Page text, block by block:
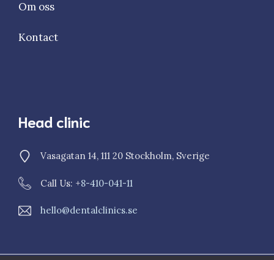
Om oss
Kontact
Head clinic
Vasagatan 14, 111 20 Stockholm, Sverige
Call Us: +8-410-041-11
hello@dentalclinics.se